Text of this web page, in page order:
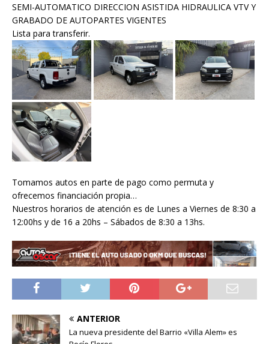
SEMI-AUTOMATICO DIRECCION ASISTIDA HIDRAULICA VTV Y
GRABADO DE AUTOPARTES VIGENTES
Lista para transferir.
Tomamos autos en parte de pago como permuta y
ofrecemos financiación propia…
Nuestros horarios de atención es de Lunes a Viernes de 8:30 a
12:00hs y de 16 a 20hs – Sábados de 8:30 a 13hs.
ANTERIOR
La nueva presidente del Barrio «Villa Alem» es